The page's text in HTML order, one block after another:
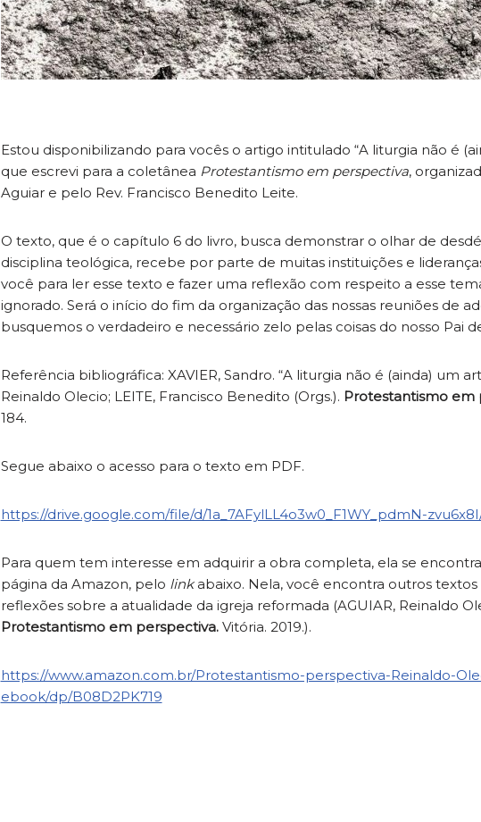
Estou disponibilizando para vocês o artigo intitulado “A liturgia não é
que escrevi para a coletânea Protestantismo em perspectiva,
Aguiar e pelo Rev. Francisco Benedito Leite.
O texto, que é o capítulo 6 do livro, busca demonstrar o olhar de
disciplina teológica, recebe por parte de muitas instituições e
você para ler esse texto e fazer uma reflexão com respeito a esse
ignorado. Será o início do fim da organização das nossas reuniões de
busquemos o verdadeiro e necessário zelo pelas coisas do nosso Pai
Referência bibliográfica: XAVIER, Sandro. “A liturgia não é (ainda) um
Reinaldo Olecio; LEITE, Francisco Benedito (Orgs.). Protestantismo em
184.
Segue abaixo o acesso para o texto em PDF.
https://drive.google.com/file/d/1a_7AFylLL4o3w0_F1WY_pdmN-
Para quem tem interesse em adquirir a obra completa, ela se
página da Amazon, pelo linkabaixo. Nela, você encontra outros
reflexões sobre a atualidade da igreja reformada (AGUIAR, Reinaldo
Protestantismo em perspectiva. Vitória. 2019.).
https://www.amazon.com.br/Protestantismo-perspectiva-Reinaldo-
ebook/dp/B08D2PK719